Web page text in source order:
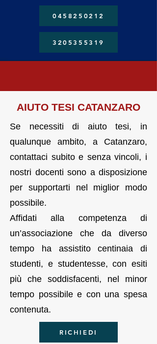
0458250212
3205355319
AIUTO TESI CATANZARO
Se necessiti di aiuto tesi, in
qualunque ambito, a Catanzaro,
contattaci subito e senza vincoli, i
nostri docenti sono a disposizione
per supportarti nel miglior modo
possibile.
Affidati alla competenza di
un’associazione che da diverso
tempo ha assistito centinaia di
studenti, e studentesse, con esiti
più che soddisfacenti, nel minor
tempo possibile e con una spesa
contenuta.
RICHIEDI